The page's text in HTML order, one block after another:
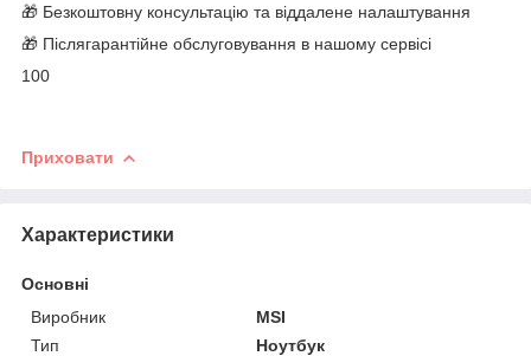
🎁 Безкоштовну консультацію та віддалене налаштування
🎁 Післягарантійне обслуговування в нашому сервісі
100
Приховати
Характеристики
Основні
Виробник
MSI
Тип
Ноутбук